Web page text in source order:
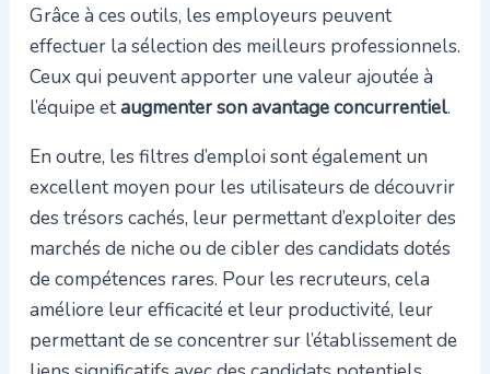
Grâce à ces outils, les employeurs peuvent
effectuer la sélection des meilleurs professionnels.
Ceux qui peuvent apporter une valeur ajoutée à
l’équipe etaugmenter son avantage concurrentiel.
En outre, les filtres d’emploi sont également un
excellent moyen pour les utilisateurs de découvrir
des trésors cachés, leur permettant d’exploiter des
marchés de niche ou de cibler des candidats dotés
de compétences rares. Pour les recruteurs, cela
améliore leur efficacité et leur productivité, leur
permettant de se concentrer sur l’établissement de